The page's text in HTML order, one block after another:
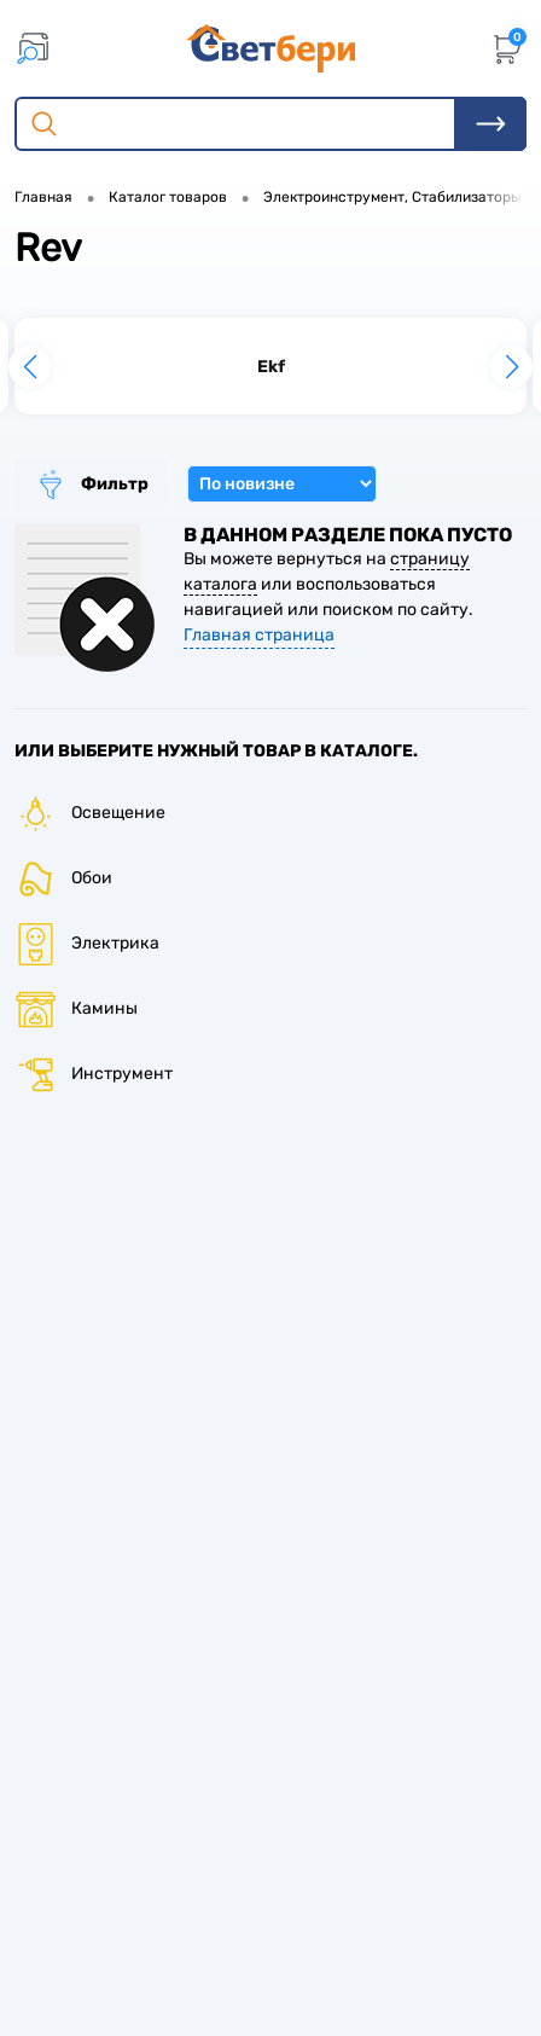
0
Главная • Каталог товаров • Электроинструмент, Стабилизаторы
Rev
Ekf
Фильтр
В ДАННОМ РАЗДЕЛЕ ПОКА ПУСТО
Вы можете вернуться на страницу
каталога или воспользоваться
навигацией или поиском по сайту.
Главная страница
ИЛИ ВЫБЕРИТЕ НУЖНЫЙ ТОВАР В КАТАЛОГЕ.
Освещение
Обои
Электрика
Камины
Инструмент